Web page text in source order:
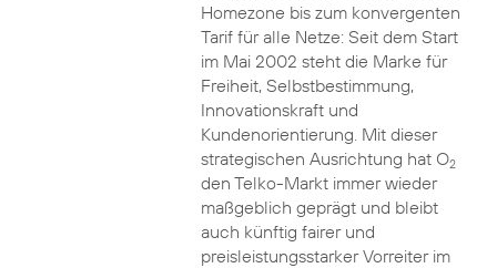
Homezone bis zum konvergenten
Tarif für alle Netze: Seit dem Start
im Mai 2002 steht die Marke für
Freiheit, Selbstbestimmung,
Innovationskraft und
Kundenorientierung. Mit dieser
strategischen Ausrichtung hat O2
den Telko-Markt immer wieder
maßgeblich geprägt und bleibt
auch künftig fairer und
preisleistungsstarker Vorreiter im